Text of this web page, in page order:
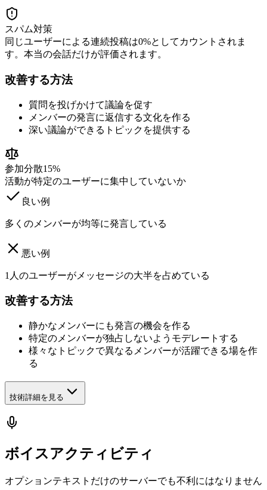
スパム対策
同じユーザーによる連続投稿は0%としてカウントされま
す。本当の会話だけが評価されます。
改善する方法
質問を投げかけて議論を促す
メンバーの発言に返信する文化を作る
深い議論ができるトピックを提供する
参加分散15%
活動が特定のユーザーに集中していないか
良い例
多くのメンバーが均等に発言している
悪い例
1人のユーザーがメッセージの大半を占めている
改善する方法
静かなメンバーにも発言の機会を作る
特定のメンバーが独占しないようモデレートする
様々なトピックで異なるメンバーが活躍できる場を作
る
技術詳細を見る
ボイスアクティビティ
オプションテキストだけのサーバーでも不利にはなりません